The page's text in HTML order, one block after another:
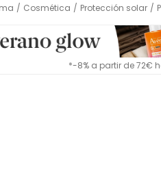
/ Cosmética / Protección solar /
*-8% a partir de 72€